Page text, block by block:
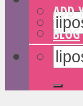
ADD
BLOG